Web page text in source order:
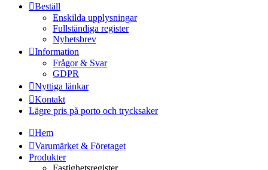
Beställ
Enskilda upplysningar
Fullständiga register
Nyhetsbrev
Information
Frågor & Svar
GDPR
Nyttiga länkar
Kontakt
Lägre pris på porto och trycksaker
Hem
Varumärket & Företaget
Produkter